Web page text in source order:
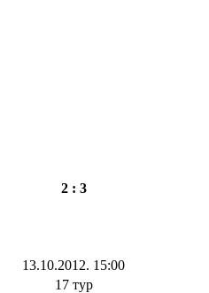
2 : 3
13.10.2012. 15:00
17 тур